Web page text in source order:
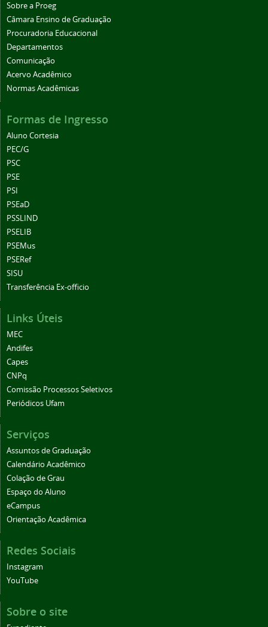
Sobre a Proeg
Câmara Ensino de Graduação
Procuradoria Educacional
Departamentos
Comunicação
Acervo Acadêmico
Normas Acadêmicas
Formas de Ingresso
Aluno Cortesia
PEC/G
PSC
PSE
PSI
PSEaD
PSSLIND
PSELIB
PSEMus
PSERef
SISU
Transferência Ex-officio
Links Úteis
MEC
Andifes
Capes
CNPq
Comissão Processos Seletivos
Periódicos Ufam
Serviços
Assuntos de Graduação
Calendário Acadêmico
Colação de Grau
Espaço do Aluno
eCampus
Orientação Acadêmica
Redes Sociais
Instagram
YouTube
Sobre o site